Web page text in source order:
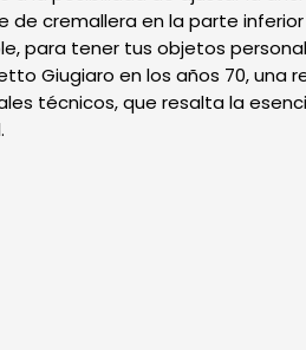
cremallera en la parte
para tener tus objetos
Giugiaro en los años 70, una
técnicos, que resalta la